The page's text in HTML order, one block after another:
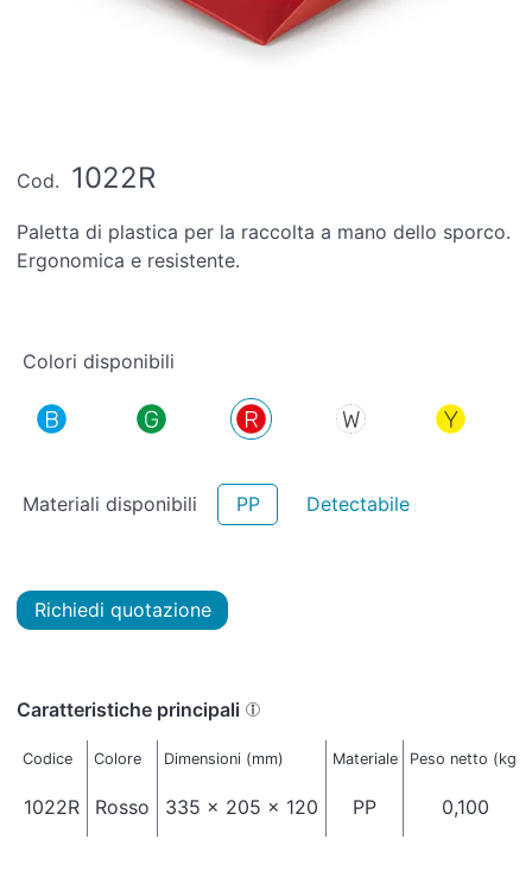
Cod. 1022R
Paletta di plastica per la raccolta a mano dello sporco.
Ergonomica e resistente.
Colori disponibili
Materiali disponibili PP Detectabile
Richiedi quotazione
Caratteristiche principali
Codice Colore Dimensioni (mm) Materiale Peso netto (kg)
1022R Rosso 335 x 205 x 120 PP 0,100